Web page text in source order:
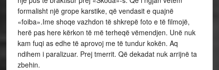
formalisht një grope karstike, që vendasit e quajnë
«foiba».Ime shoqe vazhdon të shkrepë foto e të filmojë,
herë pas here kërkon të më terheqë vëmendjen. Unë nuk
kam fuqi as edhe të aprovoj me të tundur kokën. Aq
ndihem i paralizuar. Prej tmerrit. Që dekadat nuk arrijnë ta
zbehin.